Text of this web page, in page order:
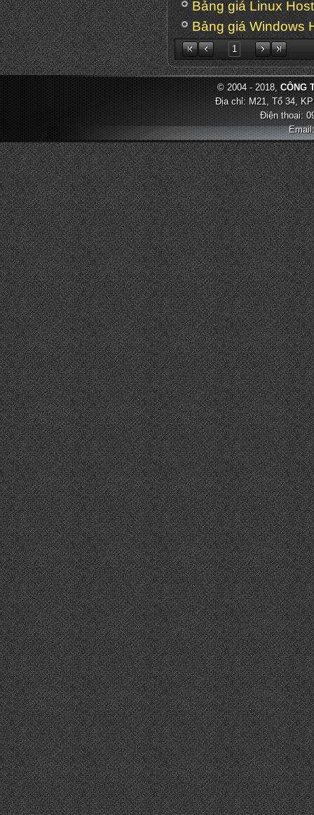
Bảng giá Linux
Bảng giá Windows
1
© 2004 - 2018, CÔNG
Địa chỉ: M21, Tổ 34,
Điện thoại: